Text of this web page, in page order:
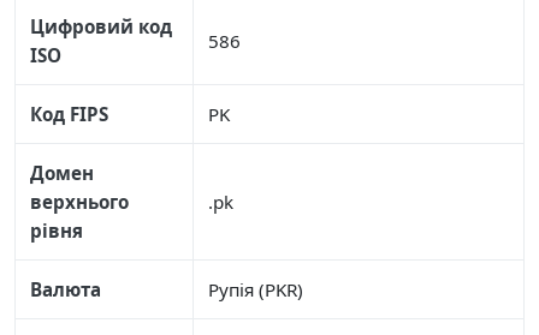
Цифровий код
ISO
586
Код FIPS PK
Домен
верхнього
рівня
.pk
Валюта Рупія (PKR)